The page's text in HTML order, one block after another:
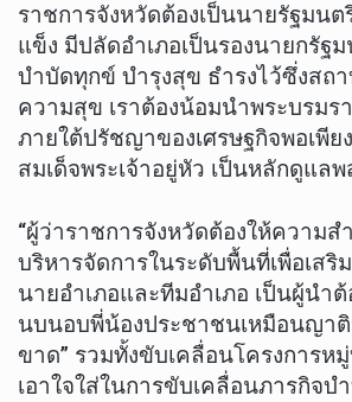
ราชการจังหวัดต้องเป็นนายรัฐมน
แข็ง มีปลัดอำเภอเป็นรองนายกรั
บำบัดทุกข์ บำรุงสุข ธำรงไว้ซึ่งสถ
ความสุข เราต้องน้อมนำพระบรม
ภายใต้ปรัชญาของเศรษฐกิจพอเพี
สมเด็จพระเจ้าอยู่หัว เป็นหลักดูแ
“ผู้ว่าราชการจังหวัดต้องให้ความส
บริหารจัดการในระดับพื้นที่เพื่อเส
นายอำเภอและทีมอำเภอ เป็นผู้น
นบนอบพี่น้องประชาชนเหมือนญาติ
ขาด” รวมทั้งขับเคลื่อนโครงการห
เอาใจใส่ในการขับเคลื่อนภารกิ